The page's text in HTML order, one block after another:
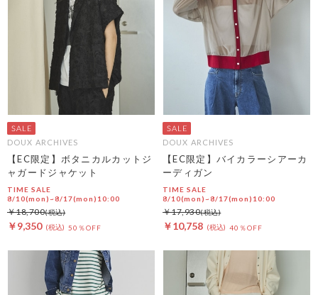
DOUX ARCHIVES
【EC限定】ボタニカルカットジ
ャガードジャケット
TIME SALE
8/10(mon)~8/17(mon)10:00
￥9,350 50％OFF
￥18,700
DOUX ARCHIVES
【EC限定】バイカラーシアーカ
ーディガン
TIME SALE
8/10(mon)~8/17(mon)10:00
￥10,758 40％OFF
￥17,930